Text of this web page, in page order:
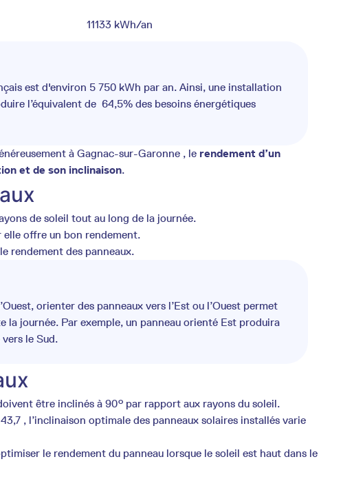
11133 kWh/an
est d'environ 5 750 kWh par an. Ainsi, une installation
l’équivalent de 64,5% des besoins énergétiques
à Gagnac-sur-Garonne , le rendement d’un
et de son inclinaison.
de soleil tout au long de la journée.
offre un bon rendement.
rendement des panneaux.
orienter des panneaux vers l’Est ou l’Ouest permet
la journée. Par exemple, un panneau orienté Est produira
le Sud.
être inclinés à 90° par rapport aux rayons du soleil.
, l’inclinaison optimale des panneaux solaires installés varie
le rendement du panneau lorsque le soleil est haut dans le